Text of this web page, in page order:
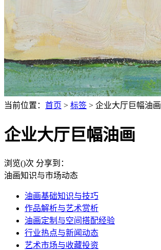
当前位置： 首页 > 标签 > 企业大厅巨幅油画
企业大厅巨幅油画
浏览()次 分享到：
油画知识与市场动态
油画基础知识与技巧
作品解析与艺术赏析
油画定制与空间搭配经验
行业热点与新闻动态
艺术市场与收藏投资